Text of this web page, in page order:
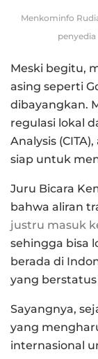
Menkominfo
Meski begitu,
asing seperti
dibayangkan.
regulasi lokal
Analysis
siap untuk
Juru Bicara
bahwa aliran
justru masuk
sehingga bisa
berada di
yang berstatus
Sayangnya,
yang
internasional